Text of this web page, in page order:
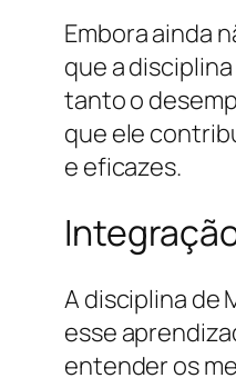
Embora ainda
que a
tanto o
que ele
e eficazes.
A disciplina de
esse
entender os